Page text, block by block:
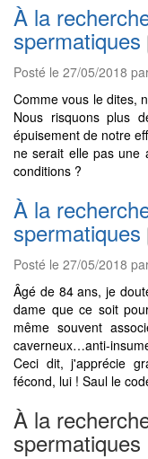
À la
spermatiques
Posté le 27/05/2018
Comme vous le dites,
Nous risquons plus
épuisement de notre
ne serait elle pas une
conditions ?
À la
spermatiques
Posté le 27/05/2018
Âgé de 84 ans, je
dame que ce soit
même souvent
caverneux…anti-
Ceci dit, j'apprécie
fécond, lui ! Saul le
À la
spermatiques